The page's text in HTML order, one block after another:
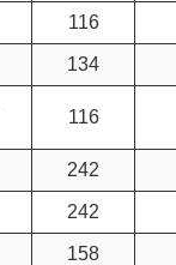
116
134
116
242
242
158